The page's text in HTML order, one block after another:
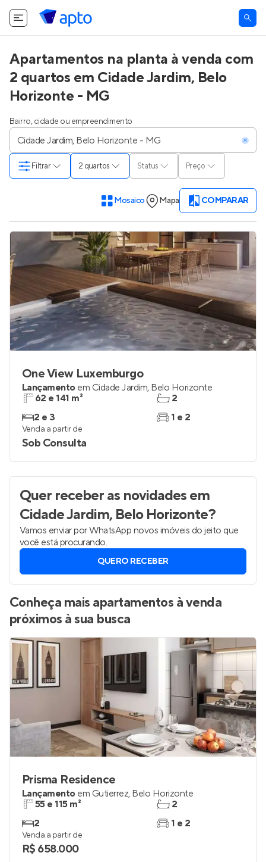
Apartamentos na planta à venda com
2 quartos em Cidade Jardim, Belo
Horizonte - MG
Bairro, cidade ou empreendimento
2 quartos Status Preço
Filtrar
Mosaico Mapa COMPARAR
One View Luxemburgo
Lançamento em Cidade Jardim, Belo Horizonte
62 e 141 m²
2 e 3
2
1 e 2
Venda a partir de
Sob Consulta
Quer receber as novidadesem
Cidade Jardim, Belo Horizonte?
Vamos enviar por WhatsApp novos imóveis do jeito que
você está procurando.
QUERO RECEBER
Conheça mais apartamentos à venda
próximos à sua busca
Prisma Residence
Lançamento em Gutierrez, Belo Horizonte
55 e 115 m²
2
2
1 e 2
Venda a partir de
R$ 658.000